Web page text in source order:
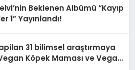
Beklenen Albümü “Kayıp
1” Yayınlandı!
31 bilimsel araştırmaya
Köpek Maması ve Vegan